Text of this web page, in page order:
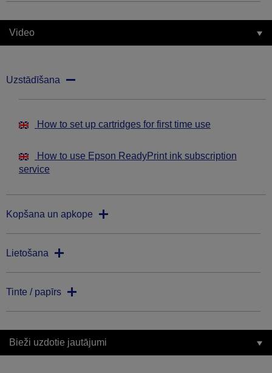
Video
Uzstādīšana
How to set up cartridges for first time use
How to use Epson ReadyPrint ink subscription
service
Kopšana un apkope
Lietošana
Tinte / papīrs
Bieži uzdotie jautājumi